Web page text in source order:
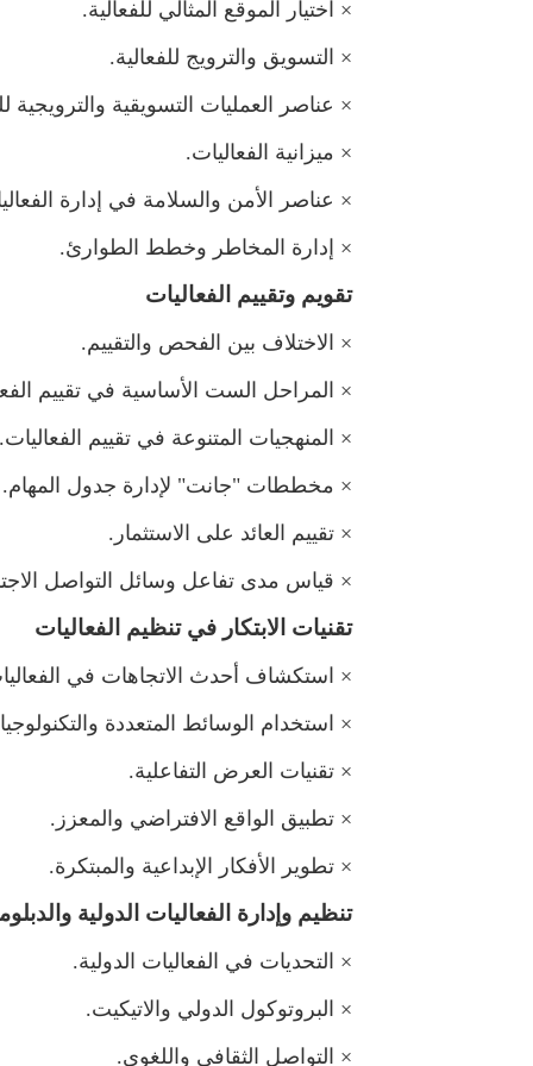
× اختيار الموقع المثالي للفعالية.
× التسويق والترويج للفعالية.
× عناصر العمليات التسويقية والترويجية
× يزانية الفعاليات.
× عناصر الأمن والسلامة في إدارة
× إدارة المخاطر وخطط الطوارئ.
تقويم وتقييم الفعاليات
× الاختلاف بين الفحص والتقييم.
× المراحل الست الأساسية في تقييم
× المنهجيات المتنوعة في تقييم الفعاليات.
× خططات "جانت" لإدارة جدول المهام.
×تقييم العائد على الاستثمار.
× قياس مدى تفاعل وسائل التواصل
تقنيات الابتكار في تنظيم الفعاليات
×
استكشاف أحدث الاتجاهات في
× استخدام الوسائط المتعددة
×تقنيات العرض التفاعلية.
×تطبيق الواقع الافتراضي والمعزز.
×تطوير الأفكار الإبداعية والمبتكرة.
تنظيم وإدارة الفعاليات الدولية
× التحديات في الفعاليات الدولية.
× البروتوكول الدولي والاتيكيت.
× التواصل الثقافي واللغوي.